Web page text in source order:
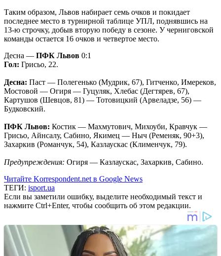
Таким образом, Львов набирает семь очков и покидает
последнее место в турнирной таблице УПЛ, поднявшись на
13-ю строчку, добыв вторую победу в сезоне. У черниговской
команды остается 16 очков и четвертое место.
Десна — ПФК Львов 0:1
Гол: Грисьо, 22.
Десна: Паст — Полегенько (Мудрик, 67), Гитченко, Имереков,
Мостовой — Огиря — Гуцуляк, Хлебас (Дегтярев, 67),
Картушов (Шевцов, 81) — Тотовицкий (Арвеладзе, 56) —
Будковский.
ПФК Львов: Костик — Махмутович, Михоуби, Кравчук —
Грисьо, Айнсалу, Сабино, Якимец — Ныч (Ременяк, 90+3),
Захаркив (Романчук, 54), Казлаускас (Клименчук, 79).
Предупреждения: Огиря — Казлаускас, Захаркив, Сабино.
Читайте Korrespondent.net в Google News
ТЕГИ: isport.ua
Если вы заметили ошибку, выделите необходимый текст и
нажмите Ctrl+Enter, чтобы сообщить об этом редакции.